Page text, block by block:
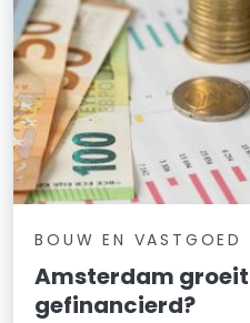
BOUW EN VASTGOED
Amsterdam
gefinancierd?